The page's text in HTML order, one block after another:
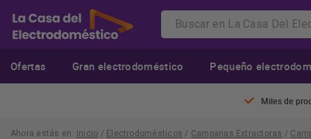
Ofertas Gran electrodoméstico Pequeño
Miles de
Ahora estás en: Inicio / Electrodomésticos / Campanas Extractoras /